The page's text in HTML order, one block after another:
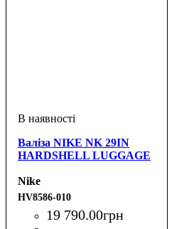
Валіза NIKE NK 29IN
HARDSHELL LUGGAGE
Nike
HV8586-010
19 790.00грн